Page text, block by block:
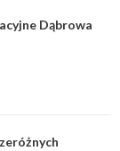
Dąbrowa